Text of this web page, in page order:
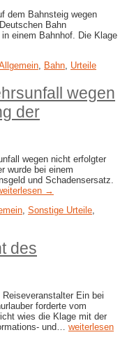
dem Bahnsteig wegen
Bahn
einem Bahnhof. Die Klage
, Bahn, Urteile
wegen
der
wegen nicht erfolgter
wurde bei einem
und Schadensersatz.
→
, Sonstige Urteile,
des
Ein bei
forderte vom
wies die Klage mit der
und… weiterlesen